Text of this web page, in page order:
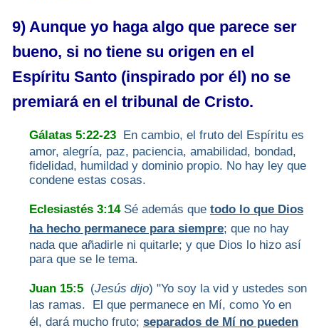
9) Aunque yo haga algo que parece ser
bueno, si no tiene su origen en el
Espíritu Santo (inspirado por él) no se
premiará en el tribunal de Cristo.
Gálatas 5:22-23 En cambio, el fruto del Espíritu es
amor, alegría, paz, paciencia, amabilidad, bondad,
fidelidad, humildad y dominio propio. No hay ley que
condene estas cosas.
Eclesiastés 3:14Sé además que todo lo que Dios
ha hecho permanece para siempre; que no hay
nada que añadirle ni quitarle; y que Dios lo hizo así
para que se le tema.
Juan 15:5 (Jesús dijo) "Yo soy la vid y ustedes son
las ramas. El que permanece en Mí, como Yo en
él, dará mucho fruto; separados de Mí no pueden